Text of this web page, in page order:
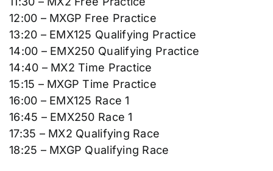
12:00 – MXGP Free Practice
13:20 – EMX125 Qualifying Practice
14:00 – EMX250 Qualifying Practice
14:40 – MX2 Time Practice
15:15 – MXGP Time Practice
16:00 – EMX125 Race 1
16:45 – EMX250 Race 1
17:35 – MX2 Qualifying Race
18:25 – MXGP Qualifying Race